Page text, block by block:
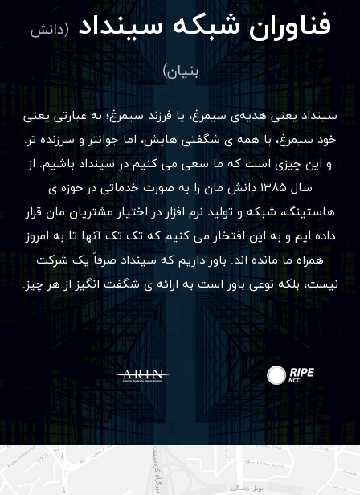
فناوران شبکه سینداد (دانش
بنیان)
سینداد یعنی هدیه‌ی سیمرغ، یا فرزند سیمرغ؛ به عبارتی یعنی
خود سیمرغ، با همه ی شگفتی هایش، اما جوانتر و سرزنده تر.
و این چیزی است که ما سعی می کنیم در سینداد باشیم. از
سال ۱۳۸۵ دانش مان را به صورت خدماتی در حوزه ی
هاستینگ، شبکه و تولید نرم افزار در اختیار مشتریان مان قرار
داده ایم و به این افتخار می کنیم که تک تک آنها تا به امروز
همراه ما مانده اند. باور داریم که سینداد صرفاً یک شرکت
نیست، بلکه نوعی باور است به ارائه ی شگفت انگیز از هر چیز.